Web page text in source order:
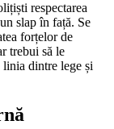
respectarea
slap în față. Se
forțelor de
trebui să le
linia dintre lege și